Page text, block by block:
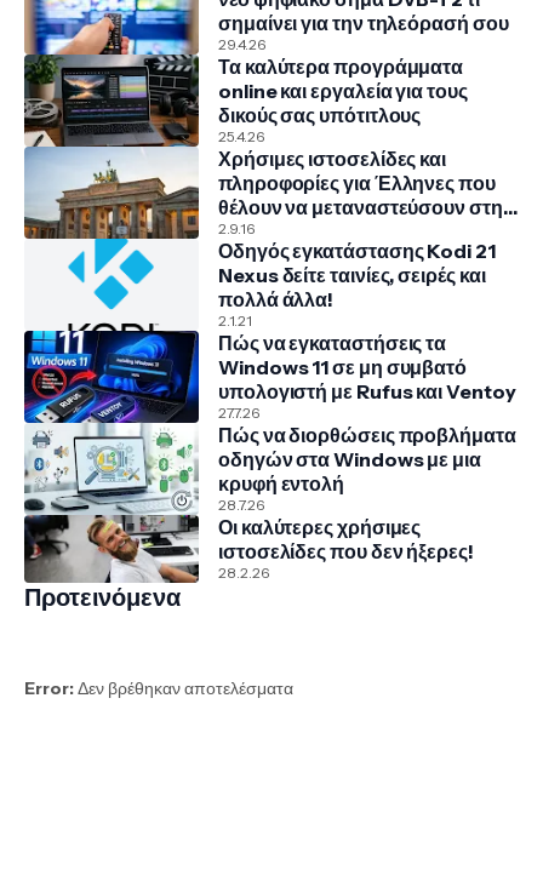
σημαίνει για την τηλεόρασή σου
29.4.26
Τα καλύτερα προγράμματα
online και εργαλεία για τους
δικούς σας υπότιτλους
25.4.26
Χρήσιμες ιστοσελίδες και
πληροφορίες για Έλληνες που
θέλουν να μεταναστεύσουν στην
Γερμανία
2.9.16
Οδηγός εγκατάστασης Kodi 21
Nexus δείτε ταινίες, σειρές και
πολλά άλλα!
2.1.21
Πώς να εγκαταστήσεις τα
Windows 11 σε μη συμβατό
υπολογιστή με Rufus και Ventoy
27.7.26
Πώς να διορθώσεις προβλήματα
οδηγών στα Windows με μια
κρυφή εντολή
28.7.26
Οι καλύτερες χρήσιμες
ιστοσελίδες που δεν ήξερες!
28.2.26
Προτεινόμενα
Error:Δεν βρέθηκαν αποτελέσματα